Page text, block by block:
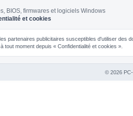
BIOS, firmwares et logiciels Windows
et cookies
partenaires publicitaires susceptibles d'utiliser
tout moment depuis « Confidentialité et cookies ».
© 2026